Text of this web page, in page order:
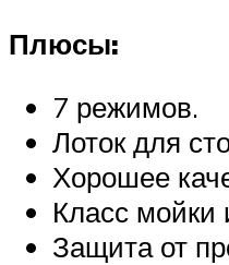
Плюсы:
7 режимов.
Лоток для
Хорошее
Класс
Защита от